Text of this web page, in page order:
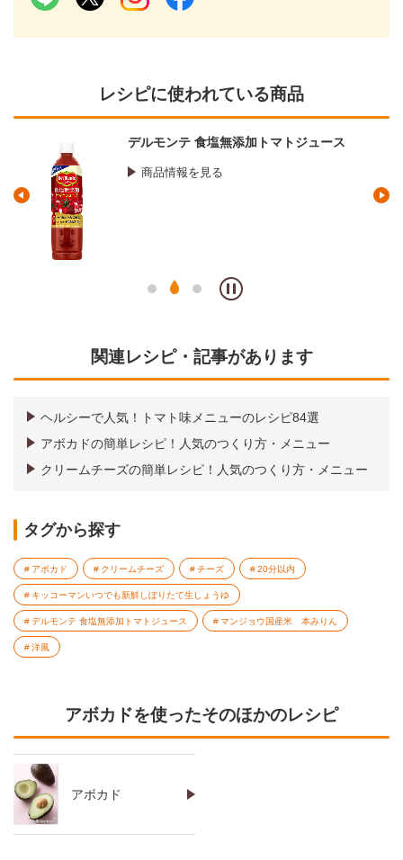
レシピに使われている商品
デルモンテ 食塩無添加トマトジュース
商品情報を見る
関連レシピ・記事があります
ヘルシーで人気！トマト味メニューのレシピ84選
アボカドの簡単レシピ！人気のつくり方・メニュー
クリームチーズの簡単レシピ！人気のつくり方・メニュー
タグから探す
アボカド クリームチーズ チーズ 20分以内
キッコーマンいつでも新鮮しぼりたて生しょうゆ
デルモンテ 食塩無添加トマトジュース マンジョウ国産米 本みりん
洋風
アボカドを使ったそのほかのレシピ
アボカド